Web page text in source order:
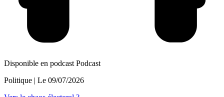
Disponible en podcast Podcast
Politique | Le 09/07/2026